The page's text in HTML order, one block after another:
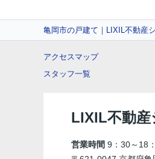
亀岡市の戸建て｜LIXIL不動産
アクセスマップ
スタッフ一覧
LIXIL不動
営業時間 9：30～18